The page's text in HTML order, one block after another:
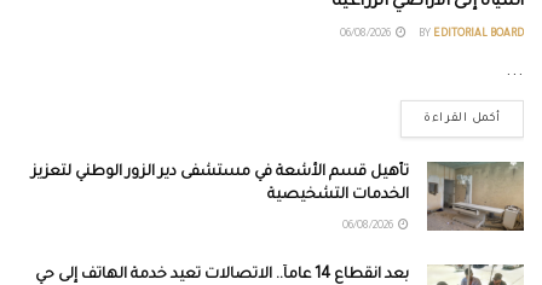
BY EDITORIAL BOARD
...
أكمل القراءة
تأهيل قسم الأشعة في مستشفى دير الزور الوطني لتعزيز
الخدمات التشخيصية
بعد انقطاع 14 عاماً.. الاتصالات تعيد خدمة الهاتف إلى حي